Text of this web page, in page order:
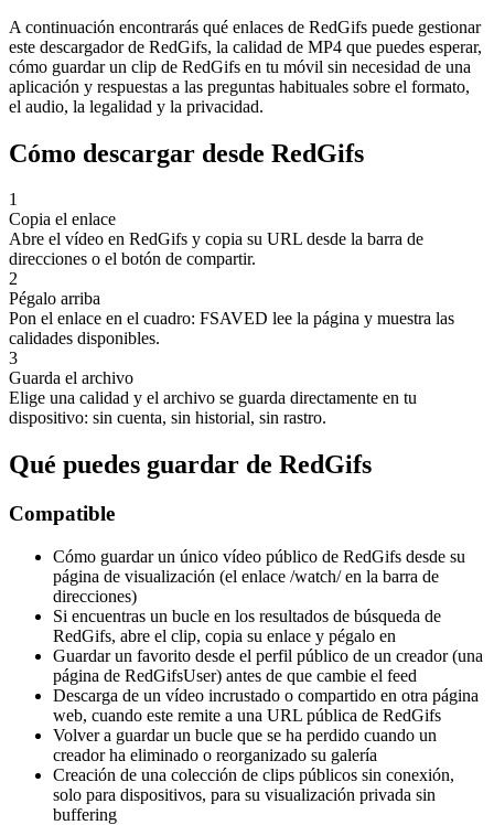
A continuación encontrarás qué enlaces de RedGifs puede gestionar
este descargador de RedGifs, la calidad de MP4 que puedes esperar,
cómo guardar un clip de RedGifs en tu móvil sin necesidad de una
aplicación y respuestas a las preguntas habituales sobre el formato,
el audio, la legalidad y la privacidad.
Cómo descargar desde RedGifs
1
Copia el enlace
Abre el vídeo en RedGifs y copia su URL desde la barra de
direcciones o el botón de compartir.
2
Pégalo arriba
Pon el enlace en el cuadro: FSAVED lee la página y muestra las
calidades disponibles.
3
Guarda el archivo
Elige una calidad y el archivo se guarda directamente en tu
dispositivo: sin cuenta, sin historial, sin rastro.
Qué puedes guardar de RedGifs
Compatible
Cómo guardar un único vídeo público de RedGifs desde su
página de visualización (el enlace /watch/ en la barra de
direcciones)
Si encuentras un bucle en los resultados de búsqueda de
RedGifs, abre el clip, copia su enlace y pégalo en
Guardar un favorito desde el perfil público de un creador (una
página de RedGifsUser) antes de que cambie el feed
Descarga de un vídeo incrustado o compartido en otra página
web, cuando este remite a una URL pública de RedGifs
Volver a guardar un bucle que se ha perdido cuando un
creador ha eliminado o reorganizado su galería
Creación de una colección de clips públicos sin conexión,
solo para dispositivos, para su visualización privada sin
buffering